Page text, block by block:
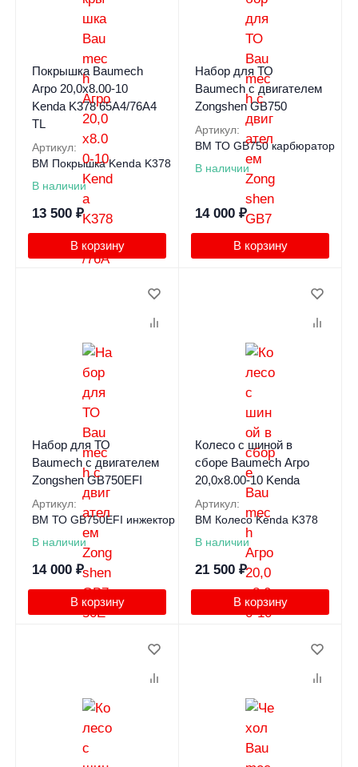
Покрышка Baumech
Агро 20,0x8.00-10
Kenda K378 65A4/76A4
TL
Артикул:
BM Покрышка Kenda K378
В наличии
13 500 ₽
В корзину
Набор для ТО
Baumech с двигателем
Zongshen GB750
Артикул:
BM ТО GB750 карбюратор
В наличии
14 000 ₽
В корзину
Набор для ТО
Baumech с двигателем
Zongshen GB750EFI
Артикул:
BM ТО GB750EFI инжектор
В наличии
14 000 ₽
В корзину
Колесо с шиной в
сборе Baumech Агро
20,0x8.00-10 Kenda
Артикул:
BM Колесо Kenda K378
В наличии
21 500 ₽
В корзину